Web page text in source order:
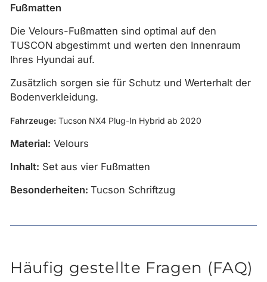
Fußmatten
Die Velours-Fußmatten sind optimal auf den
TUSCON abgestimmt und werten den Innenraum
Ihres Hyundai auf.
Zusätzlich sorgen sie für Schutz und Werterhalt der
Bodenverkleidung.
Fahrzeuge: Tucson NX4 Plug-In Hybrid ab 2020
Material: Velours
Inhalt: Set aus vier Fußmatten
Besonderheiten: Tucson Schriftzug
Häufig gestellte Fragen (FAQ)